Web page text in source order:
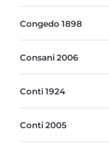
Congedo 1898
Consani 2006
Conti 1924
Conti 2005